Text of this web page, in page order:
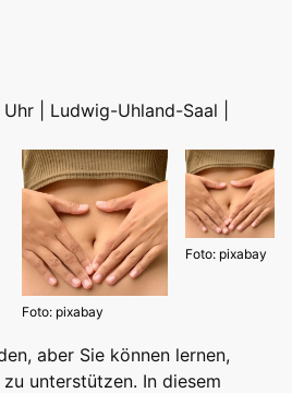
| Ludwig-Uhland-Saal |
Foto: pixabay
Foto: pixabay
aber Sie können lernen,
unterstützen. In diesem